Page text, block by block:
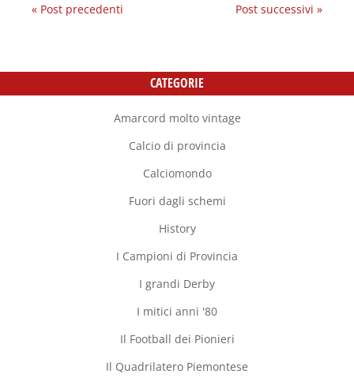
« Post precedenti Post successivi »
CATEGORIE
Amarcord molto vintage
Calcio di provincia
Calciomondo
Fuori dagli schemi
History
I Campioni di Provincia
I grandi Derby
I mitici anni '80
Il Football dei Pionieri
Il Quadrilatero Piemontese